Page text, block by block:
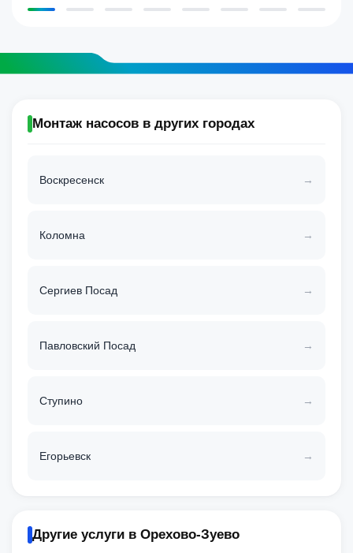
Монтаж насосов в других городах
Воскресенск
Коломна
Сергиев Посад
Павловский Посад
Ступино
Егорьевск
Другие услуги в Орехово-Зуево